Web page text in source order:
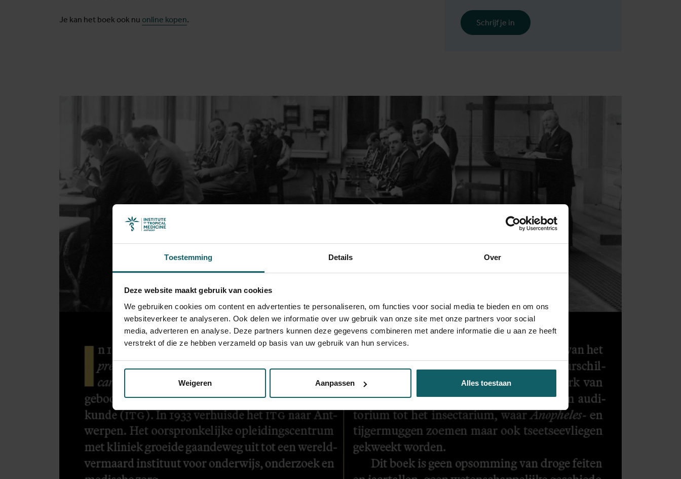
Toestemming Details Over
Deze website maakt gebruik van cookies
We gebruiken cookies om content en advertenties te personaliseren, om functies voor social media te bieden en om ons
websiteverkeer te analyseren. Ook delen we informatie over uw gebruik van onze site met onze partners voor social
media, adverteren en analyse. Deze partners kunnen deze gegevens combineren met andere informatie die u aan ze heeft
verstrekt of die ze hebben verzameld op basis van uw gebruik van hun services.
Weigeren Aanpassen Alles toestaan
Je kan het boek ook nu online kopen. Schrijf je in